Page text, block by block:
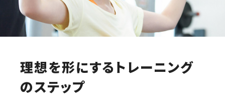
理想を形にするトレーニング
のステップ